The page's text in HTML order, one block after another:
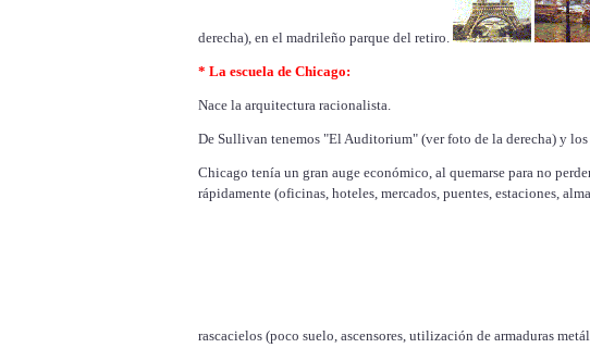
derecha), en el madrileño parque del retiro.
* La escuela de Chicago:
Nace la arquitectura racionalista.
De Sullivan tenemos "El Auditorium" (ver foto de la derecha) y
Chicago tenía un gran auge económico, al quemarse para no
rápidamente (oficinas, hoteles, mercados, puentes, estaciones,
rascacielos (poco suelo, ascensores, utilización de armaduras